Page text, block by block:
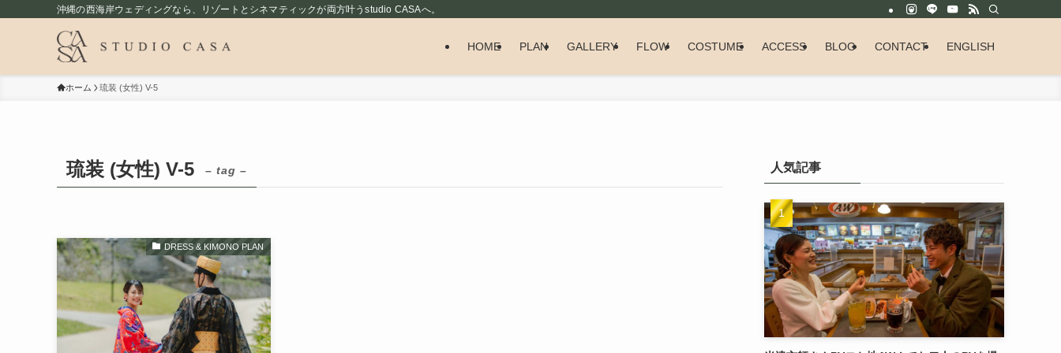
沖縄の西海岸ウェディングなら、リゾートとシネマティックが両方叶うstudio CASAへ。
HOME PLAN GALLERY FLOW COSTUME ACCESS BLOG CONTACT ENGLISH
ホーム 琉装 (女性) V-5
琉装 (女性) V-5 – tag –
DRESS & KIMONO PLAN
人気記事